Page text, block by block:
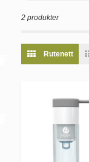
2 produkter
Rutenett